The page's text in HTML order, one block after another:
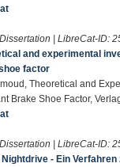
| LibreCat-ID:
and experimental
factor
Theoretical and
Brake Shoe Factor,
| LibreCat-ID:
- Ein